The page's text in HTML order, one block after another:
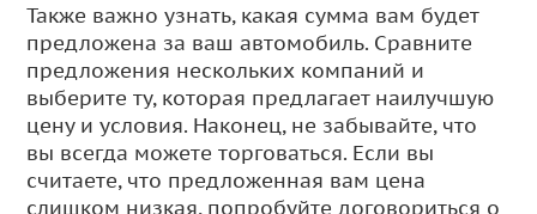
Также важно узнать, какая сумма вам будет
предложена за ваш автомобиль. Сравните
предложения нескольких компаний и
выберите ту, которая предлагает наилучшую
цену и условия. Наконец, не забывайте, что
вы всегда можете торговаться. Если вы
считаете, что предложенная вам цена
слишком низкая, попробуйте договориться о